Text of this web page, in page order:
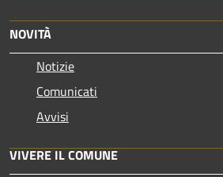
NOVITÀ
Notizie
Comunicati
Avvisi
VIVERE IL COMUNE